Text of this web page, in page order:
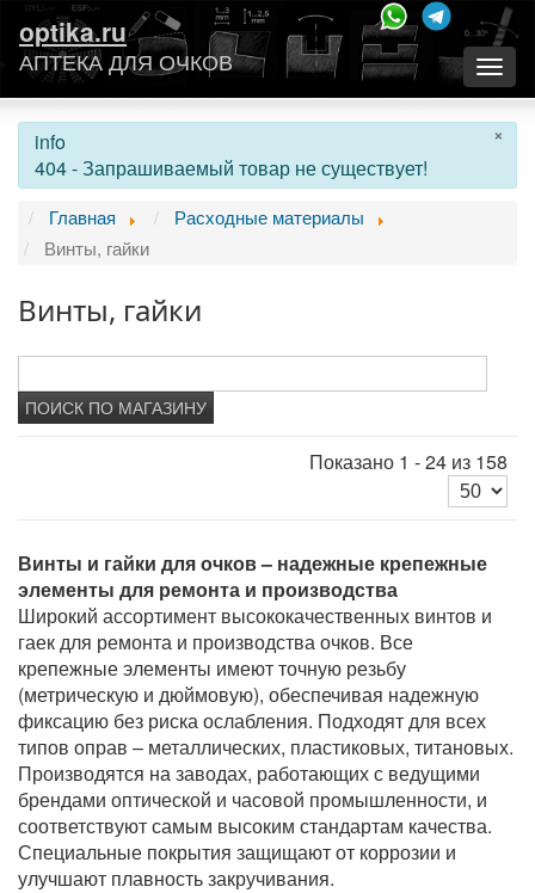
optika.ru
АПТЕКА ДЛЯ ОЧКОВ
×
info
404 - Запрашиваемый товар не существует!
Главная
Расходные материалы
Винты, гайки
Винты, гайки
Показано 1 - 24 из 158
Винты и гайки для очков – надежные крепежные
элементы для ремонта и производства
Широкий ассортимент высококачественных винтов и
гаек для ремонта и производства очков. Все
крепежные элементы имеют точную резьбу
(метрическую и дюймовую), обеспечивая надежную
фиксацию без риска ослабления. Подходят для всех
типов оправ – металлических, пластиковых, титановых.
Производятся на заводах, работающих с ведущими
брендами оптической и часовой промышленности, и
соответствуют самым высоким стандартам качества.
Специальные покрытия защищают от коррозии и
улучшают плавность закручивания.